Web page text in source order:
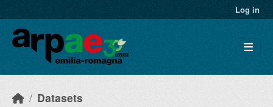
Log in
Datasets